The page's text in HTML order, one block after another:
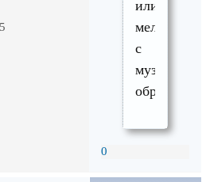
или
меломан
с
0